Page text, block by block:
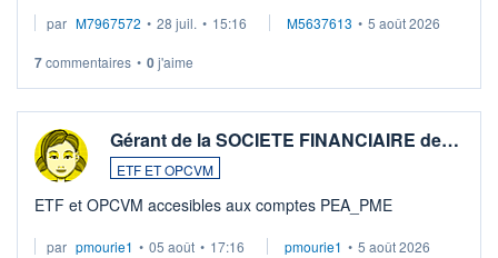
par M7967572 • 28 juil. • 15:16 M5637613 • 5 août 2026
7commentaires • 0j'aime
Gérant de la SOCIETE FINANCIAIRE de…
ETF ET OPCVM
ETF et OPCVM accesibles aux comptes PEA_PME
par pmourie1 • 05 août • 17:16 pmourie1 • 5 août 2026